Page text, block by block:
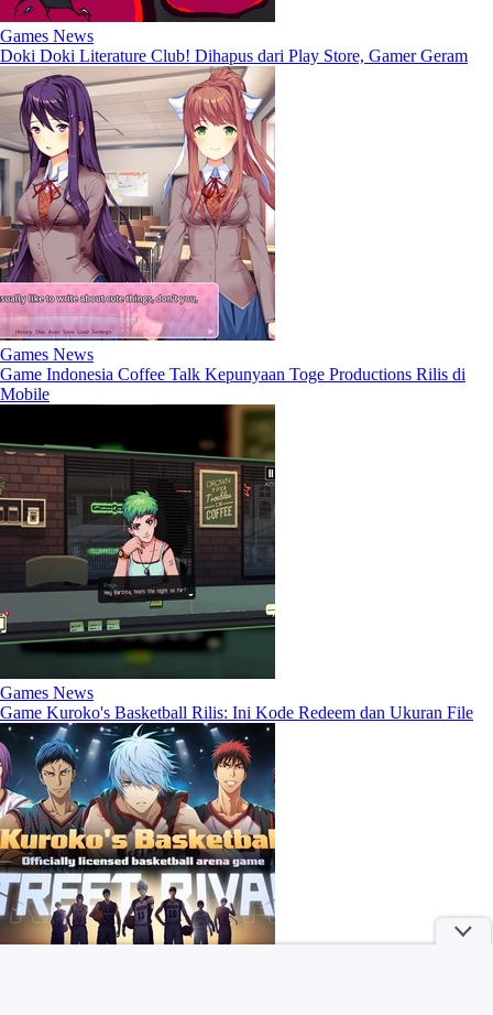
Games News
Doki Doki Literature Club! Dihapus dari Play Store, Gamer Geram
Games News
Game Indonesia Coffee Talk Kepunyaan Toge Productions Rilis di
Mobile
Games News
Game Kuroko's Basketball Rilis: Ini Kode Redeem dan Ukuran File